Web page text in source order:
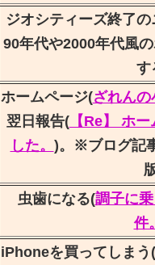
ジオシティーズ終了
90年代や2000年代風
す
ホームページ(ざれんの
翌日報告(【Re】 ホー
した。 )。※ブログ記
虫歯になる(調子に
件
iPhoneを買ってしまう(